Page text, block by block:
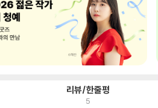
리뷰/한줄평
5